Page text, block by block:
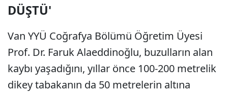
DÜŞTÜ'
Van YYÜ Coğrafya Bölümü Öğretim Üyesi
Prof. Dr. Faruk Alaeddinoğlu, buzulların alan
kaybı yaşadığını, yıllar önce 100-200 metrelik
dikey tabakanın da 50 metrelerin altına